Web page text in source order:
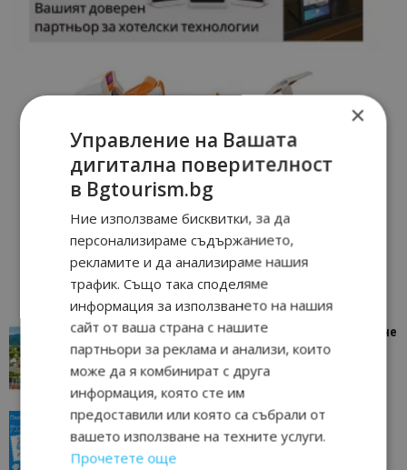
“Пощенска картичка от…”: Петрич – Изживяване
отвъд очакваното
Петрич 11/07/2026 11:22
“Пощенска картичка от…”: Пловдив, градът на
всички времена
Пловдив 23/06/2026 10:00
×
Управление на Вашата
дигитална поверителност
в Bgtourism.bg
Ние използваме бисквитки, за да
персонализираме съдържанието,
рекламите и да анализираме нашия
трафик. Също така споделяме
информация за използването на нашия
сайт от ваша страна с нашите
партньори за реклама и анализи, които
може да я комбинират с друга
информация, която сте им
предоставили или която са събрали от
вашето използване на техните услуги.
Прочетете още